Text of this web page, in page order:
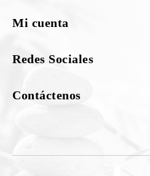
Mi cuenta
Redes Sociales
Contáctenos